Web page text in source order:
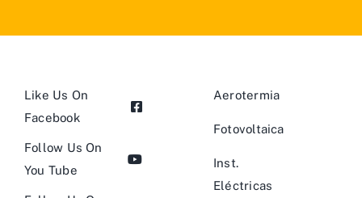
Like Us On
Facebook
Follow Us On
You Tube
Aerotermia
Fotovoltaica
Inst.
Eléctricas